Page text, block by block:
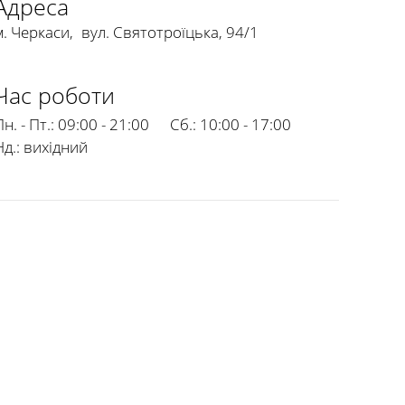
Черкаси, вул. Святотроїцька, 94/1
роботи
- Пт.: 09:00 - 21:00 Сб.: 10:00 - 17:00
вихідний